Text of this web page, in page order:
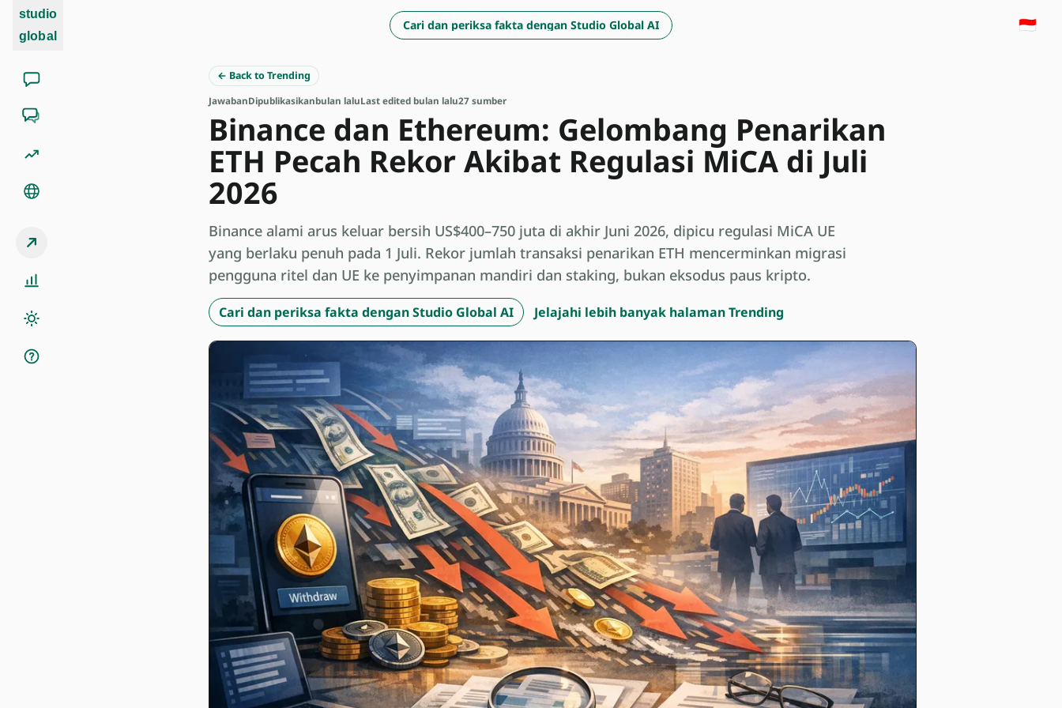
studio
global
Cari dan periksa fakta dengan Studio Global AI 🇮🇩
← Back to Trending
JawabanDipublikasikanbulan laluLast edited bulan lalu27 sumber
Binance dan Ethereum: Gelombang Penarikan
ETH Pecah Rekor Akibat Regulasi MiCA di Juli
2026
Binance alami arus keluar bersih US$400–750 juta di akhir Juni 2026, dipicu regulasi MiCA UE
yang berlaku penuh pada 1 Juli. Rekor jumlah transaksi penarikan ETH mencerminkan migrasi
pengguna ritel dan UE ke penyimpanan mandiri dan staking, bukan eksodus paus kripto.
Cari dan periksa fakta dengan Studio Global AI Jelajahi lebih banyak halaman Trending